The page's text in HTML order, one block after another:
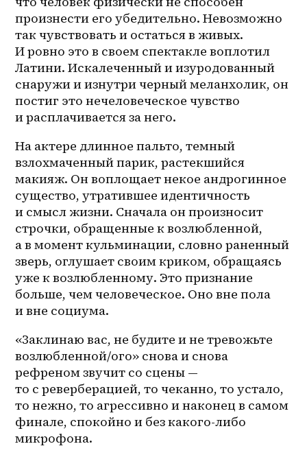
произнести его убедительно. Невозможно
так чувствовать и остаться в живых.
И ровно это в своем спектакле воплотил
Латини. Искалеченный и изуродованный
снаружи и изнутри черный меланхолик, он
постиг это нечеловеческое чувство
и расплачивается за него.
На актере длинное пальто, темный
взлохмаченный парик, растекшийся
макияж. Он воплощает некое андрогинное
существо, утратившее идентичность
и смысл жизни. Сначала он произносит
строчки, обращенные к возлюбленной,
а в момент кульминации, словно раненный
зверь, оглушает своим криком, обращаясь
уже к возлюбленному. Это признание
больше, чем человеческое. Оно вне пола
и вне социума.
«Заклинаю вас, не будите и не тревожьте
возлюбленной/ого» снова и снова
рефреном звучит со сцены —
то с реверберацией, то чеканно, то устало,
то нежно, то агрессивно и наконец в самом
финале, спокойно и без какого-либо
микрофона.